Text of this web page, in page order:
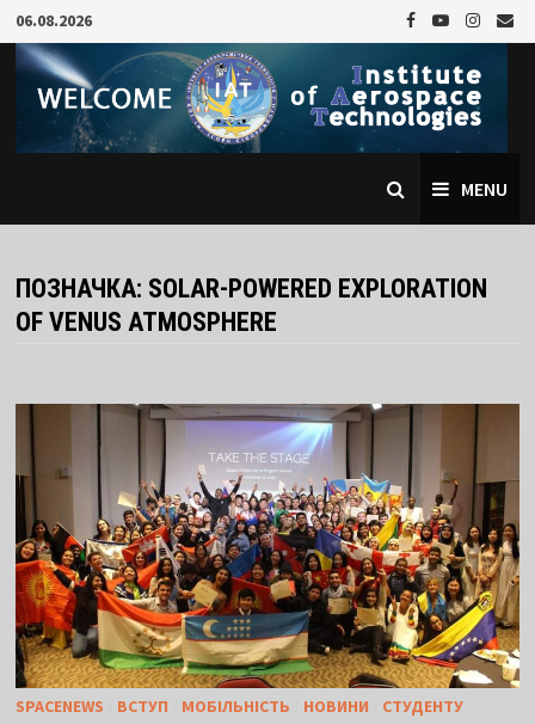
Skip
to
content
06.08.2026
MENU
ПОЗНАЧКА: SOLAR-POWERED EXPLORATION
OF VENUS ATMOSPHERE
SPACENEWS ВСТУП МОБІЛЬНІСТЬ НОВИНИ СТУДЕНТУ